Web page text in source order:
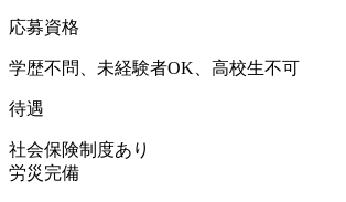
応募資格
学歴不問、未経験者OK、高校生不可
待遇
社会保険制度あり
労災完備